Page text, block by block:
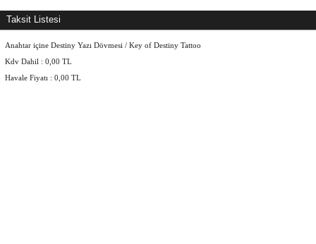
Taksit Listesi
Anahtar içine Destiny Yazı Dövmesi / Key of Destiny Tattoo
Kdv Dahil : 0,00 TL
Havale Fiyatı : 0,00 TL